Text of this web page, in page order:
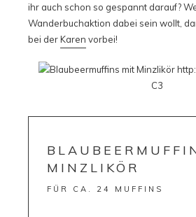
ihr auch schon so gespannt darauf?
Wanderbuchaktion dabei sein wollt,
bei derKaren vorbei!
MINZLIKÖR
FÜR CA. 24 MUFFINS